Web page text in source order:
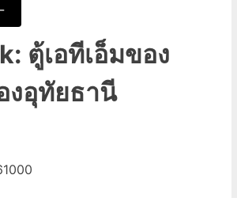
ตู้เอทีเอ็มของ
งอุทัยธานี